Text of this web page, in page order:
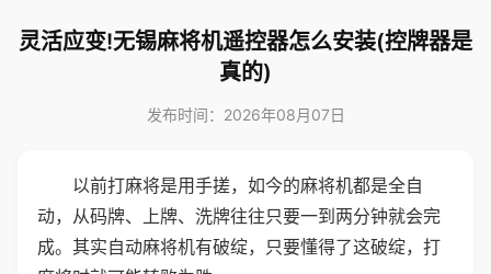
灵活应变!无锡麻将机遥控器怎么安装(控牌器是
真的)
发布时间：2026年08月07日
以前打麻将是用手搓，如今的麻将机都是全自
动，从码牌、上牌、洗牌往往只要一到两分钟就会完
成。其实自动麻将机有破绽，只要懂得了这破绽，打